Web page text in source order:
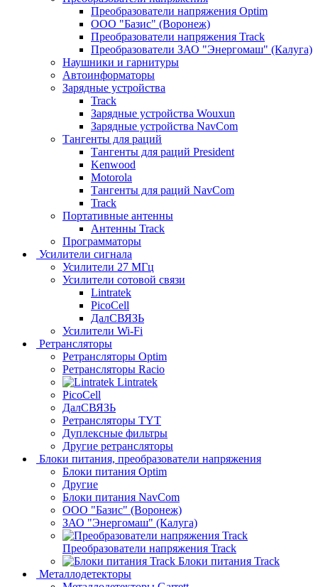
Преобразователи напряжения Optim
ООО "Базис" (Воронеж)
Преобразователи напряжения Track
Преобразователи ЗАО "Энергомаш" (Калуга)
Наушники и гарнитуры
Автоинформаторы
Зарядные устройства
Track
Зарядные устройства Wouxun
Зарядные устройства NavCom
Тангенты для раций
Тангенты для раций President
Kenwood
Motorola
Тангенты для раций NavCom
Track
Портативные антенны
Антенны Track
Программаторы
Усилители сигнала
Усилители 27 МГц
Усилители сотовой связи
Lintratek
PicoCell
ДалСВЯЗЬ
Усилители Wi-Fi
Ретрансляторы
Ретрансляторы Optim
Ретрансляторы Racio
Lintratek
PicoCell
ДалСВЯЗЬ
Ретрансляторы TYT
Дуплексные фильтры
Другие ретрансляторы
Блоки питания, преобразователи напряжения
Блоки питания Optim
Другие
Блоки питания NavCom
ООО "Базис" (Воронеж)
ЗАО "Энергомаш" (Калуга)
Преобразователи напряжения Track
Блоки питания Track
Металлодетекторы